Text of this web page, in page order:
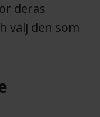
deras
välj den som